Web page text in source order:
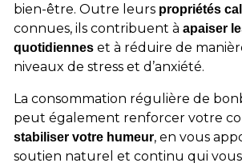
bien-être. Outre leurs propriétés
connues, ils contribuent à apaiser
quotidienneset à réduire de
niveaux de stress et d’anxiété.
La consommation régulière de
peut également renforcer votre
stabiliser votre humeur, en vous
soutien naturel et continu qui